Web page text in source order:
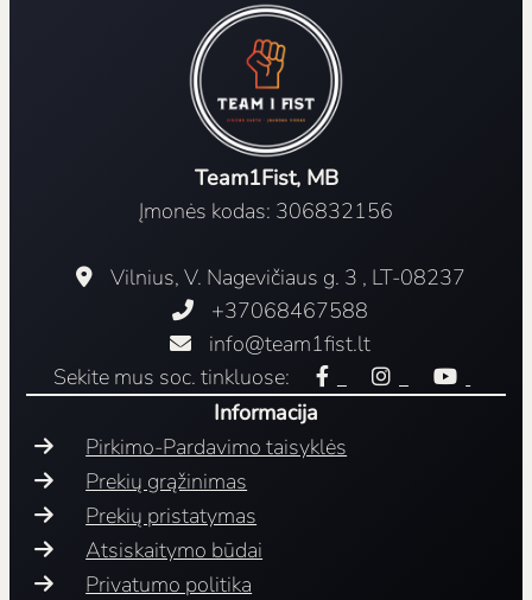
Team1Fist, MB
Įmonės kodas: 306832156
Vilnius, V. Nagevičiaus g. 3 , LT-08237
+37068467588
info@team1fist.lt
Sekite mus soc. tinkluose:
Informacija
Pirkimo-Pardavimo taisyklės
Prekių grąžinimas
Prekių pristatymas
Atsiskaitymo būdai
Privatumo politika